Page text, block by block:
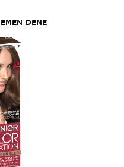
DENE